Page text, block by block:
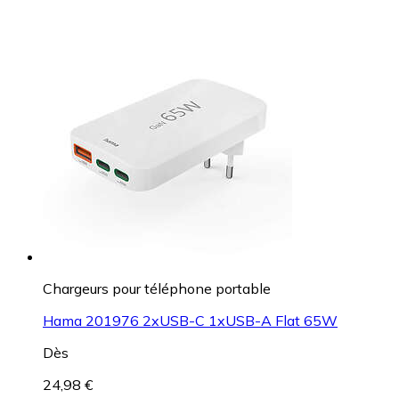
Chargeurs pour téléphone portable
Hama 201976 2xUSB-C 1xUSB-A Flat 65W
Dès
24,98 €